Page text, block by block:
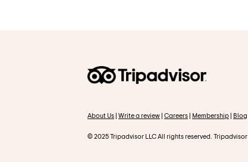
About Us| Write a review| Careers| Membership| Blog
© 2025 Tripadvisor LLC All rights reserved. Tripadvisor